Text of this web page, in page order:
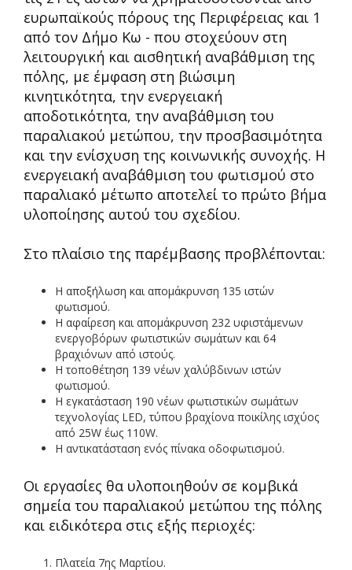
ευρωπαϊκούς πόρους της Περιφέρειας και 1
από τον Δήμο Κω - που στοχεύουν στη
λειτουργική και αισθητική αναβάθμιση της
πόλης, με έμφαση στη βιώσιμη
κινητικότητα, την ενεργειακή
αποδοτικότητα, την αναβάθμιση του
παραλιακού μετώπου, την προσβασιμότητα
και την ενίσχυση της κοινωνικής συνοχής. Η
ενεργειακή αναβάθμιση του φωτισμού στο
παραλιακό μέτωπο αποτελεί το πρώτο βήμα
υλοποίησης αυτού του σχεδίου.
Στο πλαίσιο της παρέμβασης προβλέπονται:
Η αποξήλωση και απομάκρυνση 135 ιστών
φωτισμού.
Η αφαίρεση και απομάκρυνση 232 υφιστάμενων
ενεργοβόρων φωτιστικών σωμάτων και 64
βραχιόνων από ιστούς.
Η τοποθέτηση 139 νέων χαλύβδινων ιστών
φωτισμού.
Η εγκατάσταση 190 νέων φωτιστικών σωμάτων
τεχνολογίας LED, τύπου βραχίονα ποικίλης ισχύος
από 25W έως 110W.
Η αντικατάσταση ενός πίνακα οδοφωτισμού.
Οι εργασίες θα υλοποιηθούν σε κομβικά
σημεία του παραλιακού μετώπου της πόλης
και ειδικότερα στις εξής περιοχές:
Πλατεία 7ης Μαρτίου.